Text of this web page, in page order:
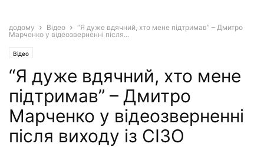
додому Відео
“Я дуже вдячний, хто мене підтримав” – Дмитро
Марченко у відеозверненні після...
Відео
“Я дуже вдячний, хто мене
підтримав” – Дмитро
Марченко у відеозверненні
після виходу із СIЗO